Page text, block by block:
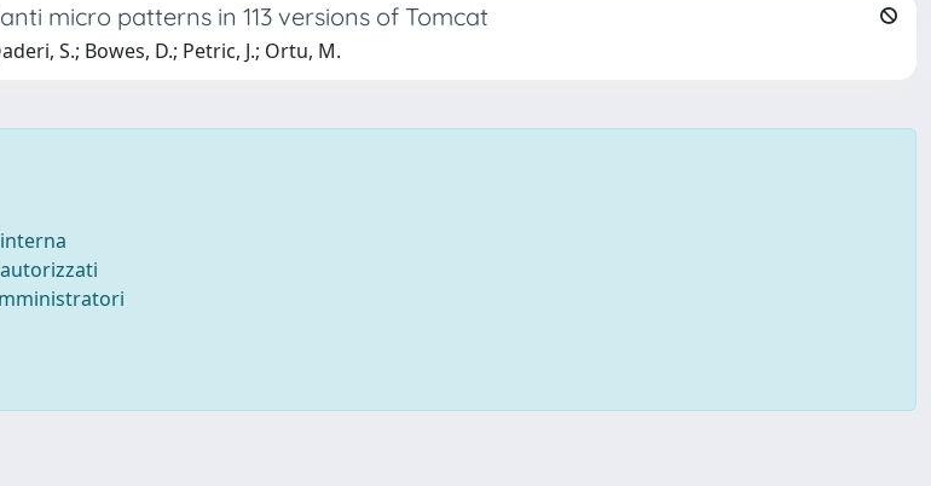
micro patterns in 113 versions of Tomcat
S.; Bowes, D.; Petric, J.; Ortu, M.